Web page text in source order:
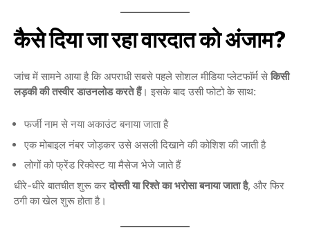
कैसे दिया जा रहा वारदात को अंजाम?
जांच में सामने आया है कि अपराधी सबसे पहले सोशल मीडिया प्लेटफॉर्म से किसी
लड़की की तस्वीर डाउनलोड करते हैं। इसके बाद उसी फोटो के साथ:
फर्जी नाम से नया अकाउंट बनाया जाता है
एक मोबाइल नंबर जोड़कर उसे असली दिखाने की कोशिश की जाती है
लोगों को फ्रेंड रिक्वेस्ट या मैसेज भेजे जाते हैं
धीरे-धीरे बातचीत शुरू कर दोस्ती या रिश्ते का भरोसा बनाया जाता है, और फिर
ठगी का खेल शुरू होता है।